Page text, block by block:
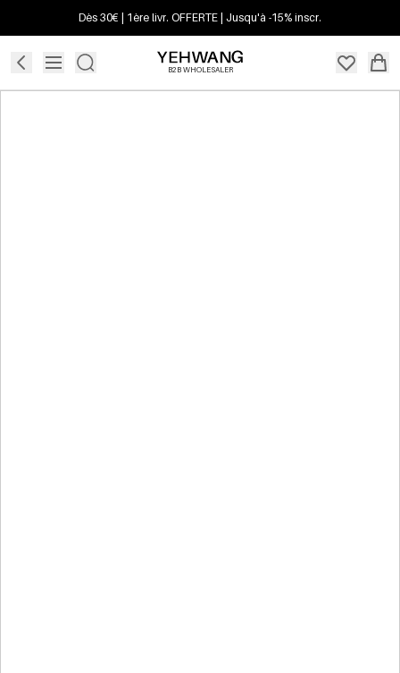
Dès 30€ | 1ère livr. OFFERTE | Jusqu'à -15% inscr.
B2B WHOLESALER